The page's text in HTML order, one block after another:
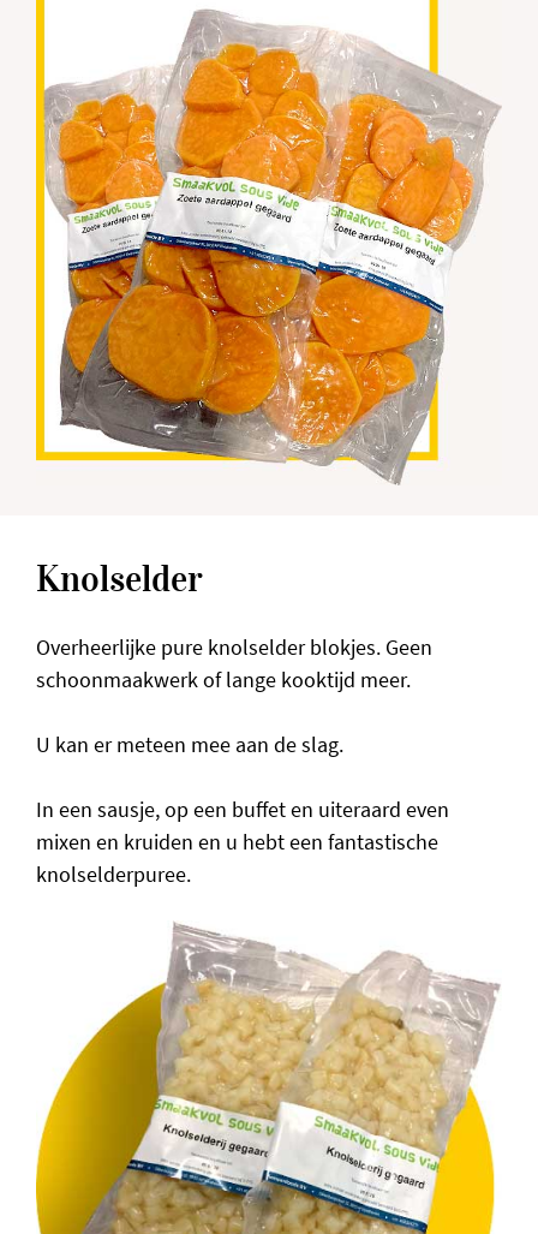
Knolselder
Overheerlijke pure knolselder blokjes. Geen
schoonmaakwerk of lange kooktijd meer.
U kan er meteen mee aan de slag.
In een sausje, op een buffet en uiteraard even
mixen en kruiden en u hebt een fantastische
knolselderpuree.